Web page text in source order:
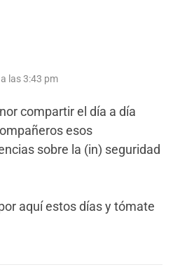
las 3:43 pm
compartir el día a día
esos
sobre la (in) seguridad
aquí estos días y tómate